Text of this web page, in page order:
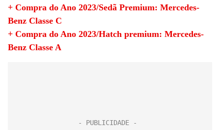
+ Compra do Ano 2023/Sedã Premium: Mercedes-
Benz Classe C
+ Compra do Ano 2023/Hatch premium: Mercedes-
Benz Classe A